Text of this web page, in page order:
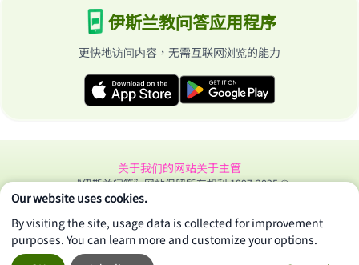
伊斯兰教问答应用程序
更快地访问内容，无需互联网浏览的能力
关于我们的网站关于主管
“伊斯兰问答”网站保留所有权利 1997-2025 ©
Our website uses cookies.
By visiting the site, usage data is collected for improvement
purposes. You can learn more and customize your options.